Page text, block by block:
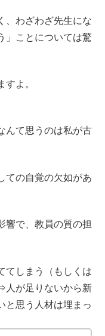
、わざわざ先生にな
」ことについては驚
よ。
んて思うのは私が古
ての自覚の欠如があ
響で、教員の質の担
てしまう（もしくは
人が足りないから新
と思う人材は埋まっ